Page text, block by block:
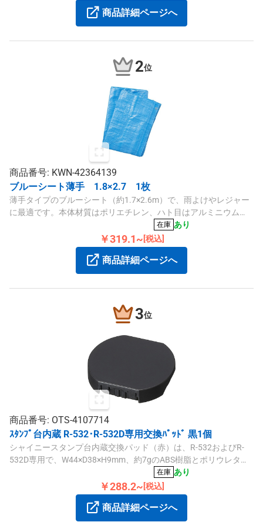
商品詳細ページへ
2位
商品番号: KWN-42364139
ブルーシート薄手 1.8×2.7 1枚
薄手タイプのブルーシート（約1.7×2.6m）で、雨よけやレジャー
に最適です。本体材質はポリエチレン、ハト目はアルミニウム
で、約0.09mmの厚さと10のハト目、ピッチは約90cmです。
在庫 あり
￥319.1~ [税込]
商品詳細ページへ
3位
商品番号: OTS-4107714
ｽﾀﾝﾌﾟ台内蔵 R-532･R-532D専用交換ﾊﾟｯﾄﾞ 黒1個
シャイニースタンプ台内蔵交換パッド（赤）は、R-532およびR-
532D専用で、W44×D38×H9mm、約7gのABS樹脂とポリウレタン
在庫 あり
￥288.2~ [税込]
商品詳細ページへ